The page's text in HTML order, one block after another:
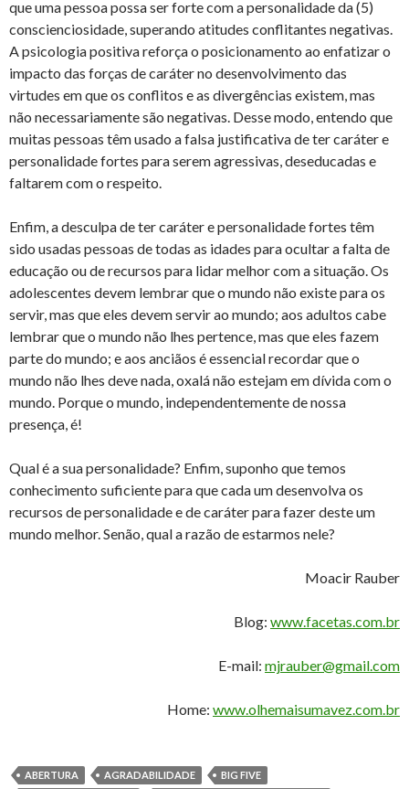
que uma pessoa possa ser forte com a personalidade da (5)
conscienciosidade, superando atitudes conflitantes negativas.
A psicologia positiva reforça o posicionamento ao enfatizar o
impacto das forças de caráter no desenvolvimento das
virtudes em que os conflitos e as divergências existem, mas
não necessariamente são negativas. Desse modo, entendo que
muitas pessoas têm usado a falsa justificativa de ter caráter e
personalidade fortes para serem agressivas, deseducadas e
faltarem com o respeito.
Enfim, a desculpa de ter caráter e personalidade fortes têm
sido usadas pessoas de todas as idades para ocultar a falta de
educação ou de recursos para lidar melhor com a situação. Os
adolescentes devem lembrar que o mundo não existe para os
servir, mas que eles devem servir ao mundo; aos adultos cabe
lembrar que o mundo não lhes pertence, mas que eles fazem
parte do mundo; e aos anciãos é essencial recordar que o
mundo não lhes deve nada, oxalá não estejam em dívida com o
mundo. Porque o mundo, independentemente de nossa
presença, é!
Qual é a sua personalidade? Enfim, suponho que temos
conhecimento suficiente para que cada um desenvolva os
recursos de personalidade e de caráter para fazer deste um
mundo melhor. Senão, qual a razão de estarmos nele?
Moacir Rauber
Blog: www.facetas.com.br
E-mail: mjrauber@gmail.com
Home: www.olhemaisumavez.com.br
ABERTURA AGRADABILIDADE
BIG FIVE